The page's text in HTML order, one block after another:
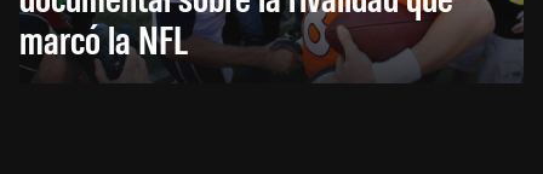
marcó la NFL